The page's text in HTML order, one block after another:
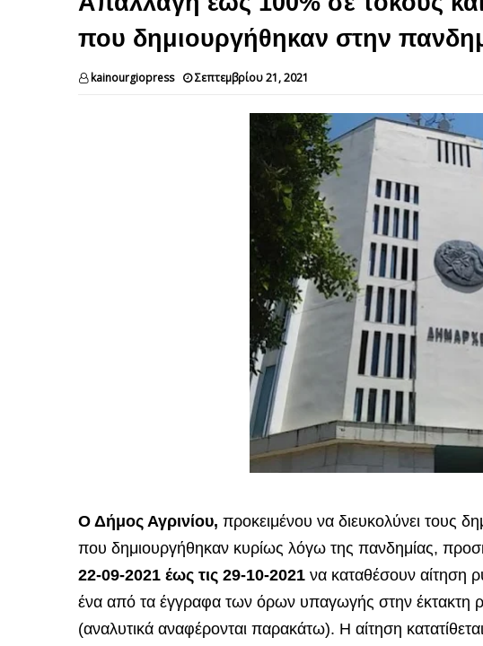
που δημιουργήθηκαν στην
kainourgiopress Σεπτεμβρίου 21, 2021
Ο Δήμος Αγρινίου, προκειμένου να διευκολύνει τους
που δημιουργήθηκαν κυρίως λόγω της πανδημίας,
22-09-2021 έως τις 29-10-2021 να καταθέσουν αίτηση
ένα από τα έγγραφα των όρων υπαγωγής στην
(αναλυτικά αναφέρονται παρακάτω). Η αίτηση